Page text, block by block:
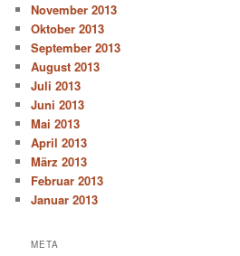
November 2013
Oktober 2013
September 2013
August 2013
Juli 2013
Juni 2013
Mai 2013
April 2013
März 2013
Februar 2013
Januar 2013
META